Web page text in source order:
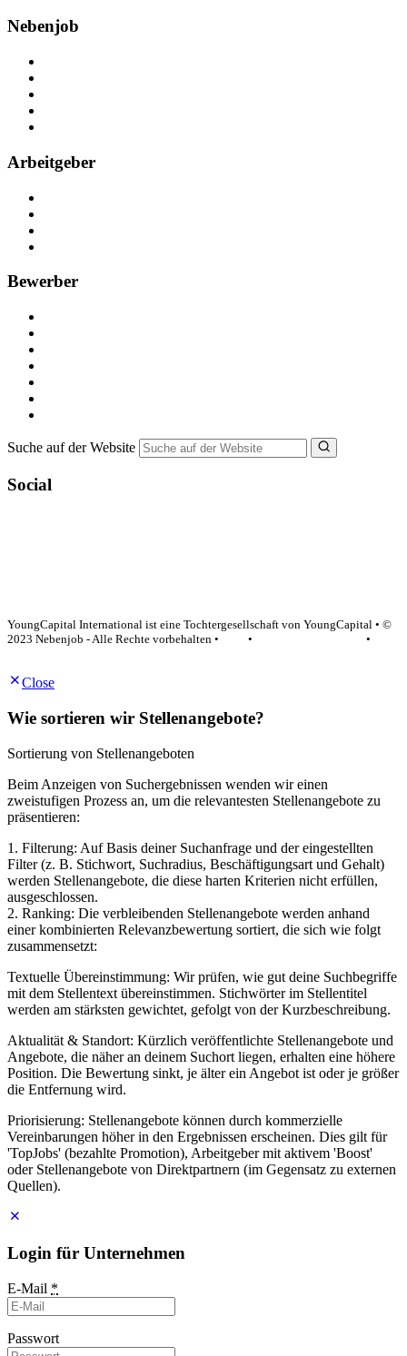
Nebenjob
Arbeitgeber
Bewerber
Suche auf der Website
Social
YoungCapital International ist eine Tochtergesellschaft von YoungCapital • ©
2023 Nebenjob - Alle Rechte vorbehalten •
•
•
Close
Wie sortieren wir Stellenangebote?
Sortierung von Stellenangeboten
Beim Anzeigen von Suchergebnissen wenden wir einen
zweistufigen Prozess an, um die relevantesten Stellenangebote zu
präsentieren:
1. Filterung: Auf Basis deiner Suchanfrage und der eingestellten
Filter (z. B. Stichwort, Suchradius, Beschäftigungsart und Gehalt)
werden Stellenangebote, die diese harten Kriterien nicht erfüllen,
ausgeschlossen.
2. Ranking: Die verbleibenden Stellenangebote werden anhand
einer kombinierten Relevanzbewertung sortiert, die sich wie folgt
zusammensetzt:
Textuelle Übereinstimmung: Wir prüfen, wie gut deine Suchbegriffe
mit dem Stellentext übereinstimmen. Stichwörter im Stellentitel
werden am stärksten gewichtet, gefolgt von der Kurzbeschreibung.
Aktualität & Standort: Kürzlich veröffentlichte Stellenangebote und
Angebote, die näher an deinem Suchort liegen, erhalten eine höhere
Position. Die Bewertung sinkt, je älter ein Angebot ist oder je größer
die Entfernung wird.
Priorisierung: Stellenangebote können durch kommerzielle
Vereinbarungen höher in den Ergebnissen erscheinen. Dies gilt für
'TopJobs' (bezahlte Promotion), Arbeitgeber mit aktivem 'Boost'
oder Stellenangebote von Direktpartnern (im Gegensatz zu externen
Quellen).
Login für Unternehmen
E-Mail *
Passwort